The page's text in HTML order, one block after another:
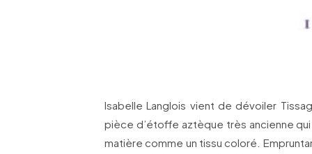
Isabelle Langlois vient de dévoiler
pièce d’étoffe aztèque très ancienne
matière comme un tissu coloré.